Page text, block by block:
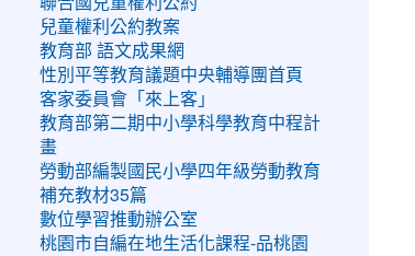
兒童權利公約教案
教育部 語文成果網
性別平等教育議題中央輔導團首頁
客家委員會「來上客」
教育部第二期中小學科學教育中程計
畫
勞動部編製國民小學四年級勞動教育
補充教材35篇
數位學習推動辦公室
桃園市自編在地生活化課程-品桃園